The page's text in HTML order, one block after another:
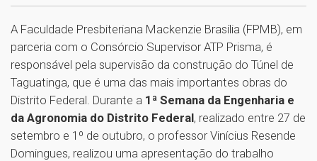
A Faculdade Presbiteriana Mackenzie Brasília (FPMB), em
parceria com o Consórcio Supervisor ATP Prisma, é
responsável pela supervisão da construção do Túnel de
Taguatinga, que é uma das mais importantes obras do
Distrito Federal. Durante a 1ª Semana da Engenharia e
da Agronomia do Distrito Federal, realizado entre 27 de
setembro e 1º de outubro, o professor Vinícius Resende
Domingues, realizou uma apresentação do trabalho